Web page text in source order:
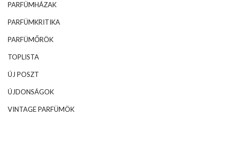
PARFÜMHÁZAK
PARFÜMKRITIKA
PARFÜMŐRÖK
TOPLISTA
ÚJ POSZT
ÚJDONSÁGOK
VINTAGE PARFÜMÖK